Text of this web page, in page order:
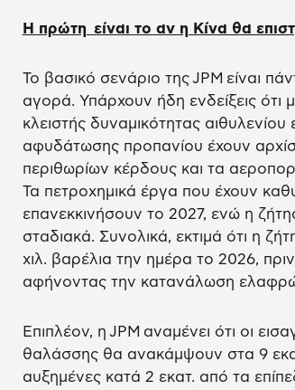
Η πρώτη είναι το αν η Κίνα θα
Το βασικό σενάριο της JPM είναι
αγορά. Υπάρχουν ήδη ενδείξεις ότι
κλειστής δυναμικότητας
αφυδάτωσης προπανίου έχουν
περιθωρίων κέρδους και τα
Τα πετροχημικά έργα που έχουν
επανεκκινήσουν το 2027, ενώ η
σταδιακά. Συνολικά, εκτιμά ότι η
χιλ. βαρέλια την ημέρα το 2026,
αφήνοντας την κατανάλωση
Επιπλέον, η JPM αναμένει ότι οι
θαλάσσης θα ανακάμψουν στα 9
αυξημένες κατά 2 εκατ. από τα